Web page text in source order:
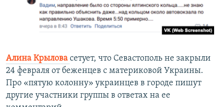
Алина Крылова сетует, что Севастополь не закрыли
24 февраля от беженцев с материковой Украины.
Про «пятую колонну» украинцев в городе пишут
другие участники группы в ответах на ее